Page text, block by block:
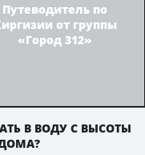
Путеводитель по
от группы
«Город 312»
В ВОДУ С ВЫСОТЫ